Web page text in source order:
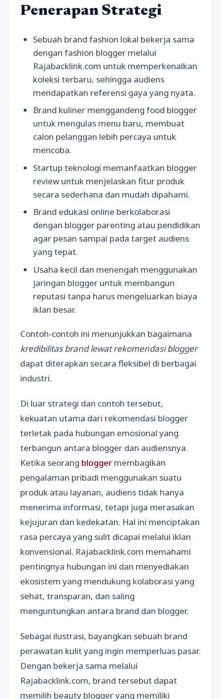
Penerapan Strategi
Sebuah brand fashion lokal bekerja sama
dengan fashion blogger melalui
Rajabacklink.com untuk memperkenalkan
koleksi terbaru, sehingga audiens
mendapatkan referensi gaya yang nyata.
Brand kuliner menggandeng food blogger
untuk mengulas menu baru, membuat
calon pelanggan lebih percaya untuk
mencoba.
Startup teknologi memanfaatkan blogger
review untuk menjelaskan fitur produk
secara sederhana dan mudah dipahami.
Brand edukasi online berkolaborasi
dengan blogger parenting atau pendidikan
agar pesan sampai pada target audiens
yang tepat.
Usaha kecil dan menengah menggunakan
jaringan blogger untuk membangun
reputasi tanpa harus mengeluarkan biaya
iklan besar.
Contoh-contoh ini menunjukkan bagaimana
kredibilitas brand lewat rekomendasi blogger
dapat diterapkan secara fleksibel di berbagai
industri.
Di luar strategi dan contoh tersebut,
kekuatan utama dari rekomendasi blogger
terletak pada hubungan emosional yang
terbangun antara blogger dan audiensnya.
Ketika seorang blogger membagikan
pengalaman pribadi menggunakan suatu
produk atau layanan, audiens tidak hanya
menerima informasi, tetapi juga merasakan
kejujuran dan kedekatan. Hal ini menciptakan
rasa percaya yang sulit dicapai melalui iklan
konvensional. Rajabacklink.com memahami
pentingnya hubungan ini dan menyediakan
ekosistem yang mendukung kolaborasi yang
sehat, transparan, dan saling
menguntungkan antara brand dan blogger.
Sebagai ilustrasi, bayangkan sebuah brand
perawatan kulit yang ingin memperluas pasar.
Dengan bekerja sama melalui
Rajabacklink.com, brand tersebut dapat
memilih beauty blogger yang memiliki